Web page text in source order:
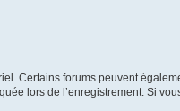
Certains forums peuvent
lors de l’enregistrement. Si